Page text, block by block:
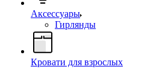
Аксессуары
Гирлянды
Кровати для взрослых